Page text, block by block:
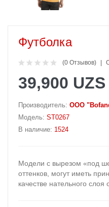
Футболка
(0 Отзывов)
39,900 UZS
Производитель: OOO
Модель: ST0267
В наличие: 1524
Модели с вырезом «под
оттенков, могут иметь
качестве нательного